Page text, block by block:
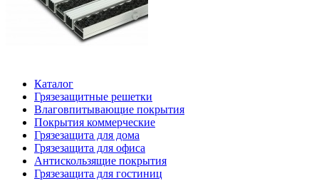
Каталог
Грязезащитные решетки
Влаговпитывающие покрытия
Покрытия коммерческие
Грязезащита для дома
Грязезащита для офиса
Антискользящие покрытия
Грязезащита для гостиниц